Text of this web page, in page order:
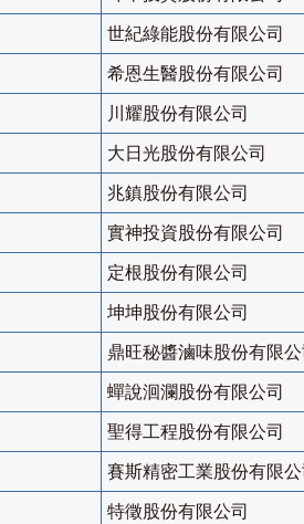
世紀綠能股份有限公司
希恩生醫股份有限公司
川耀股份有限公司
大日光股份有限公司
兆鎮股份有限公司
實神投資股份有限公司
定根股份有限公司
坤坤股份有限公司
鼎旺秘醬滷味股份有限公
蟬說洄瀾股份有限公司
聖得工程股份有限公司
賽斯精密工業股份有限公
特徵股份有限公司